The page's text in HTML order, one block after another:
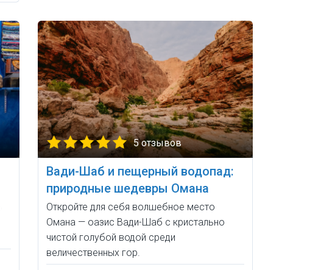
5 отзывов
Вади-Шаб и пещерный водопад:
природные шедевры Омана
Откройте для себя волшебное место
Омана — оазис Вади-Шаб с кристально
чистой голубой водой среди
величественных гор.